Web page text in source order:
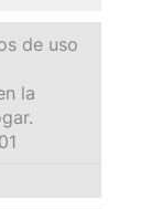
de uso
la